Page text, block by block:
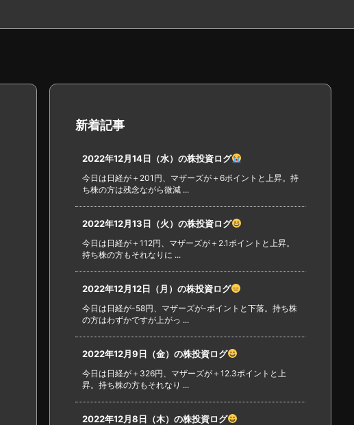
新着記事
2022年12月14日（水）の株投資ログ
今日は日経が＋201円、マザーズが＋6ポイントと上昇。持
ち株の方は残念ながら微減 ...
2022年12月13日（火）の株投資ログ
今日は日経が＋112円、マザーズが＋2.1ポイントと上昇。
持ち株の方もそれなりに ...
2022年12月12日（月）の株投資ログ
今日は日経が-58円、マザーズが-ポイントと下落。持ち株
の方はわずかですが上がっ ...
2022年12月9日（金）の株投資ログ
今日は日経が＋326円、マザーズが＋12.3ポイントと上
昇。持ち株の方もそれなり ...
2022年12月8日（木）の株投資ログ